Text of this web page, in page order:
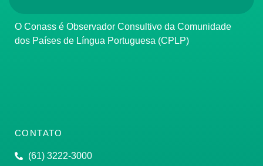
O Conass é Observador Consultivo da Comunidade
dos Países de Língua Portuguesa (CPLP)
CONTATO
(61) 3222-3000